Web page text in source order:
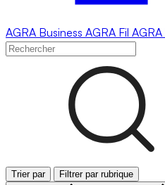
AGRA Business AGRA Fil AGRA
Trier par Filtrer par rubrique